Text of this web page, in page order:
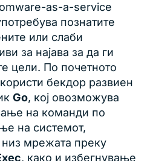
as-a-service
познатите
или слаби
за најава за да ги
цели. По почетното
бекдор развиен
Go, кој овозможува
на команди по
на системот,
мрежата преку
, како и избегнување